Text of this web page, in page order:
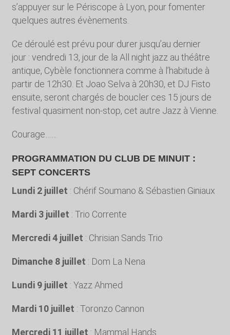
s’appuyer sur le Périscope à Lyon, pour fomenter
quelques autres évènements.
Ce déroulé est prévu pour durer jusqu’au dernier
jour : vendredi 13, jour de la All night jazz au théâtre
antique, Cybèle fonctionnera comme à l’habitude à
partir de 12h30. Et Joao Selva à 20h30, et DJ Fisto
ensuite, seront chargés de boucler ces 15 jours de
festival quasiment non-stop, cet autre Jazz à Vienne.
Courage……
PROGRAMMATION DU CLUB DE MINUIT :
SEPT CONCERTS
Lundi 2 juillet : Chérif Soumano & Sébastien Giniaux
Mardi 3 juillet : Trio Corrente
Mercredi 4 juillet : Chrisian Sands Trio
Dimanche 8 juillet : Dom La Nena
Lundi 9 juillet : Yazz Ahmed
Mardi 10 juillet : Toronzo Cannon
Mercredi 11 juillet : Mammal Hands